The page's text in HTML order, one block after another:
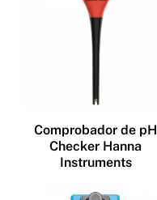
Comprobador de pH
Checker Hanna
Instruments